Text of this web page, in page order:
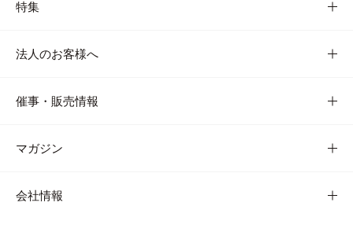
特集
法人のお客様へ
催事・販売情報
マガジン
会社情報